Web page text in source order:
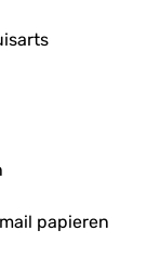
papieren